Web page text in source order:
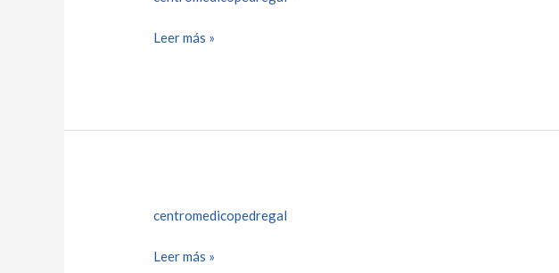
Leer más »
centromedicopedregal
Leer más »